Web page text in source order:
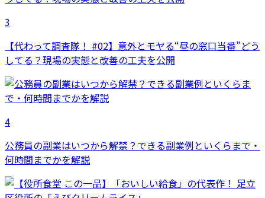
3
【代わって調査隊！ #02】意外とモヤる“昼の窓口当番”どう
してる？現場の実態と改善の工夫を公開
4
公務員の副業はいつから解禁？できる副業例といくらまで・
何時間までかを解説